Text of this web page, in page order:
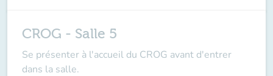
CROG - Salle 5
Se présenter à l'accueil du CROG avant d'entrer
dans la salle.